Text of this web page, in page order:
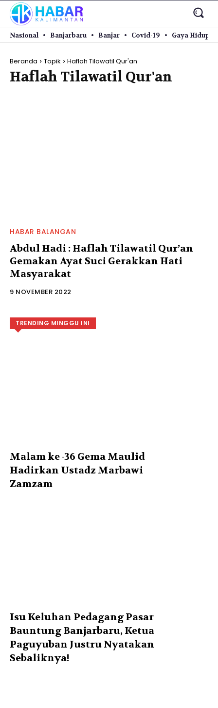
Nasional Banjarbaru Banjar Covid-19 Gaya Hidup
Beranda Topik Haflah Tilawatil Qur'an
Haflah Tilawatil Qur'an
HABAR BALANGAN
Abdul Hadi : Haflah Tilawatil Qur’an
Gemakan Ayat Suci Gerakkan Hati
Masyarakat
9 NOVEMBER 2022
TRENDING MINGGU INI
Malam ke -36 Gema Maulid
Hadirkan Ustadz Marbawi
Zamzam
Isu Keluhan Pedagang Pasar
Bauntung Banjarbaru, Ketua
Paguyuban Justru Nyatakan
Sebaliknya!